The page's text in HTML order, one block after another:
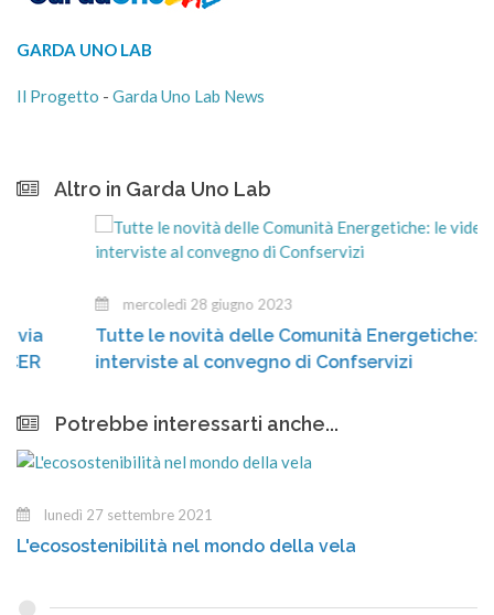
GARDA UNO LAB
Il Progetto - Garda Uno Lab News
Altro in Garda Uno Lab
mercoledì 28 giugno 2023
Tutte le novità delle Comunità Energetiche: le
interviste al convegno di Confservizi
Potrebbe interessarti anche...
lunedì 27 settembre 2021
L'ecosostenibilità nel mondo della vela